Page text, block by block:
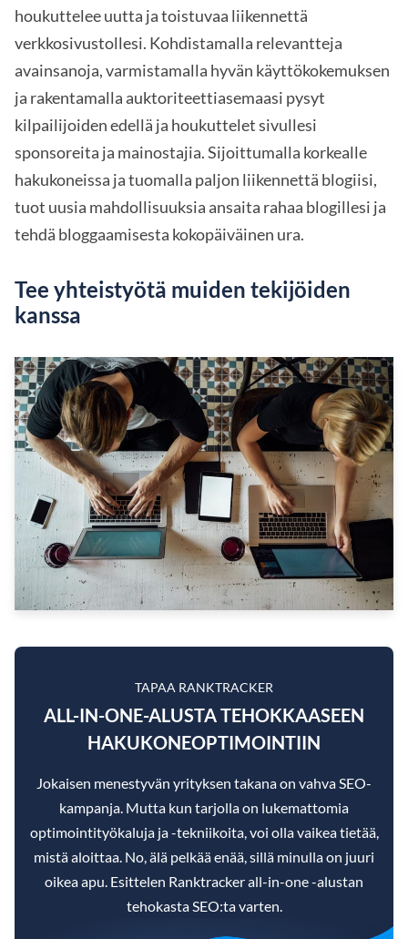
houkuttelee uutta ja toistuvaa liikennettä
verkkosivustollesi. Kohdistamalla relevantteja
avainsanoja, varmistamalla hyvän käyttökokemuksen
ja rakentamalla auktoriteettiasemaasi pysyt
kilpailijoiden edellä ja houkuttelet sivullesi
sponsoreita ja mainostajia. Sijoittumalla korkealle
hakukoneissa ja tuomalla paljon liikennettä blogiisi,
tuot uusia mahdollisuuksia ansaita rahaa blogillesi ja
tehdä bloggaamisesta kokopäiväinen ura.
Tee yhteistyötä muiden tekijöiden
kanssa
TAPAA RANKTRACKER
ALL-IN-ONE-ALUSTA TEHOKKAASEEN
HAKUKONEOPTIMOINTIIN
Jokaisen menestyvän yrityksen takana on vahva SEO-
kampanja. Mutta kun tarjolla on lukemattomia
optimointityökaluja ja -tekniikoita, voi olla vaikea tietää,
mistä aloittaa. No, älä pelkää enää, sillä minulla on juuri
oikea apu. Esittelen Ranktracker all-in-one -alustan
tehokasta SEO:ta varten.